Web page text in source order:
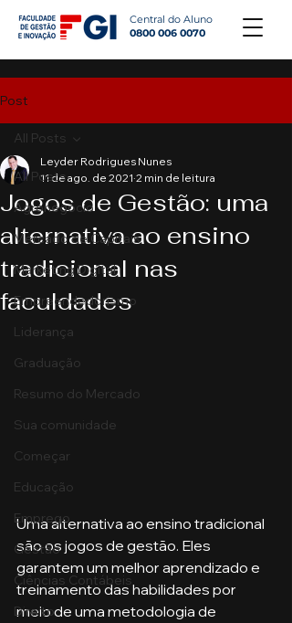
Central do Aluno
0800 006 0070
Post
All Posts
Agronegócio
Mercado de Capitais
Marketing Digital
Empreendedorismo
Liderança
Graduação
Resumo do Mercado
Sua comunidade
Começar
Educação
Emprego
Gestão
Ciências Contábeis
Direito
All Posts
Jogos de Gestão: uma
alternativa ao ensino
tradicional nas
faculdades
Leyder Rodrigues Nunes
11 de ago. de 2021 2 min de leitura
Uma alternativa ao ensino tradicional
são os jogos de gestão. Eles
garantem um melhor aprendizado e
treinamento das habilidades por
meio de uma metodologia de